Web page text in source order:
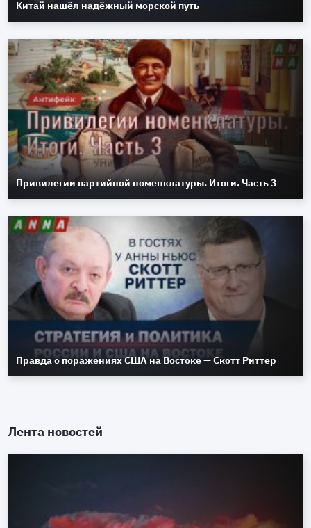
Китай нашёл надёжный морской путь
Привилегии партийной номенклатуры. Итоги. Часть 3
Правда о поражениях США на Востоке — Скотт Риттер
Лента новостей